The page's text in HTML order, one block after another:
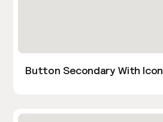
Button Secondary With Icon